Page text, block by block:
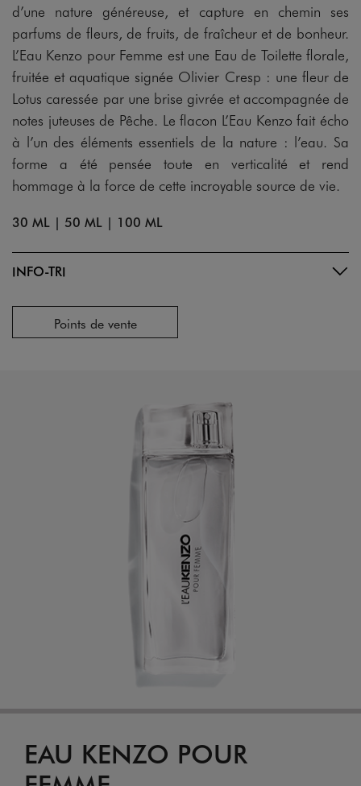
d’une nature généreuse, et capture en chemin ses
parfums de fleurs, de fruits, de fraîcheur et de bonheur.
L’Eau Kenzo pour Femme est une Eau de Toilette florale,
fruitée et aquatique signée Olivier Cresp : une fleur de
Lotus caressée par une brise givrée et accompagnée de
notes juteuses de Pêche. Le flacon L’Eau Kenzo fait écho
à l’un des éléments essentiels de la nature : l’eau. Sa
forme a été pensée toute en verticalité et rend
hommage à la force de cette incroyable source de vie.
30 ML | 50 ML | 100 ML
INFO-TRI
Points de vente
EAU KENZO POUR